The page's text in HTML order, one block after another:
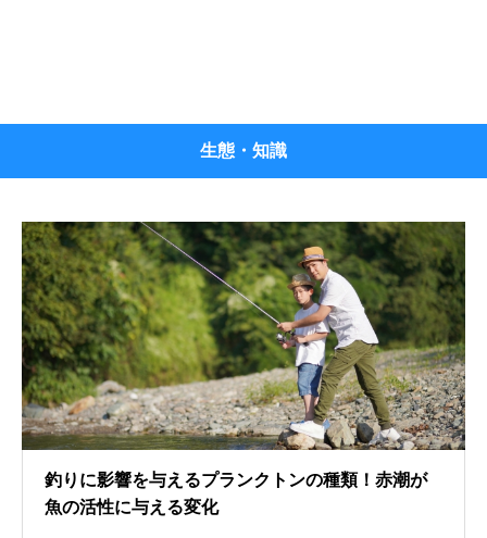
生態・知識
釣りに影響を与えるプランクトンの種類！赤潮が
魚の活性に与える変化